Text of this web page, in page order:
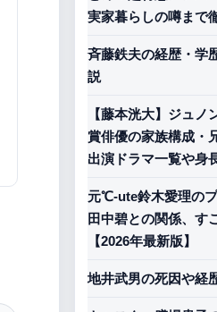
実家暮らしの噂まで
斉藤鉄夫の経歴・学
説
【藤本洸大】ジュ
賞俳優の家族構成・
出演ドラマ一覧や身
元℃-ute鈴木愛理のプ
田中碧との関係、す
【2026年最新版】
地井武男の死因や経